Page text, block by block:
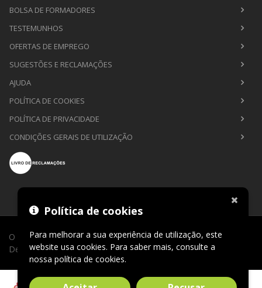
BOLSA DE FORMADORES
TESTEMUNHOS
OFERTAS DE EMPREGO
SUGESTÕES E RECLAMAÇÕES
AJUDA
POLÍTICA DE COOKIES
POLÍTICA DE PRIVACIDADE
CONDIÇÕES GERAIS DE UTILIZAÇÃO
O Sábio de Lago © 2026. Todos os direitos reservados.
Desenvolvimento porCLIC24®
Política de cookies
Para melhorar a sua experiência de utilização, este
website usa cookies. Para saber mais, consulte a
nossa política de cookies.